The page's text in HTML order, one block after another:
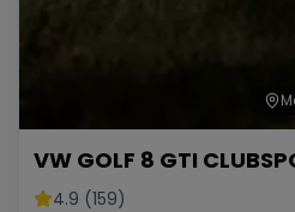
VW GOLF 8 GTI
4.9 (159)